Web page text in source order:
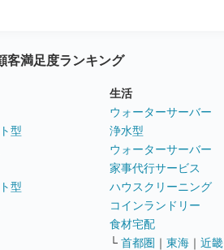
客満足度ランキング
型
型
生活
ウォーターサーバー
浄水型
ウォーターサーバー
家事代行サービス
ハウスクリーニング
コインランドリー
食材宅配
└ 首都圏 ｜ 東海 ｜ 近畿